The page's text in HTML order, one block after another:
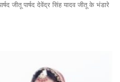
जीतू पार्षद देवेंद्र सिंह यादव जीतू के भंडारे